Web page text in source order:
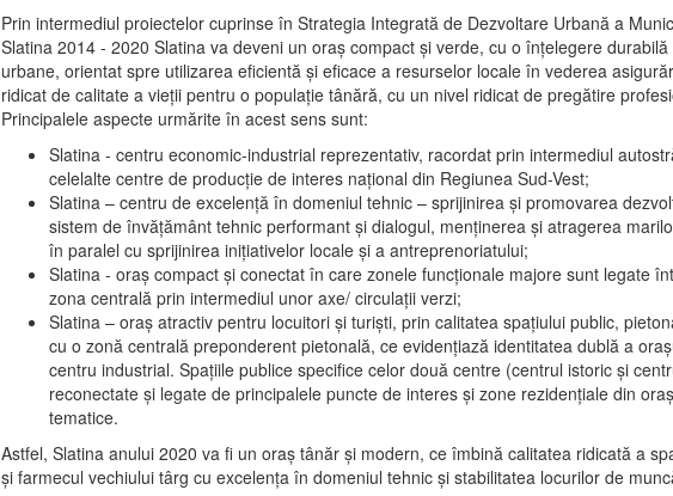
Prin intermediul proiectelor cuprinse în Strategia Integrată de Dezvoltare Urbană a
Slatina 2014 - 2020 Slatina va deveni un oraş compact şi verde, cu o înţelegere
urbane, orientat spre utilizarea eficientă şi eficace a resurselor locale în vederea
ridicat de calitate a vieţii pentru o populaţie tânără, cu un nivel ridicat de pregătire
Principalele aspecte urmărite în acest sens sunt:
Slatina - centru economic-industrial reprezentativ, racordat prin intermediul
celelalte centre de producţie de interes naţional din Regiunea Sud-Vest;
Slatina – centru de excelenţă în domeniul tehnic – sprijinirea şi promovarea
sistem de învăţământ tehnic performant şi dialogul, menţinerea şi atragerea
în paralel cu sprijinirea iniţiativelor locale şi a antreprenoriatului;
Slatina - oraş compact şi conectat în care zonele funcţionale majore sunt legate
zona centrală prin intermediul unor axe/ circulații verzi;
Slatina – oraş atractiv pentru locuitori şi turişti, prin calitatea spaţiului public,
cu o zonă centrală preponderent pietonală, ce evidenţiază identitatea dublă a
centru industrial. Spaţiile publice specifice celor două centre (centrul istoric şi
reconectate şi legate de principalele puncte de interes şi zone rezidenţiale din
tematice.
Astfel, Slatina anului 2020 va fi un oraş tânăr şi modern, ce îmbină calitatea ridicată a
şi farmecul vechiului târg cu excelenţa în domeniul tehnic şi stabilitatea locurilor de